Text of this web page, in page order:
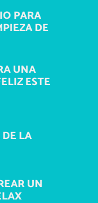
PARA
DE
UNA
ESTE
LA
UN